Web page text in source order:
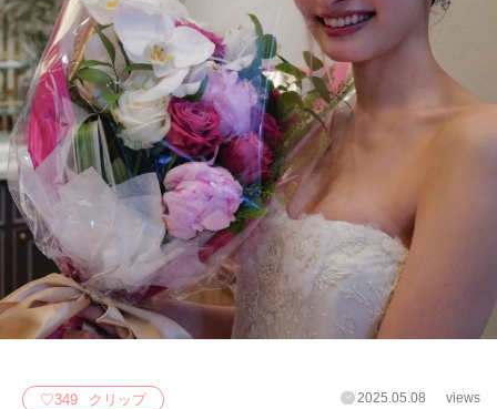
♡349 クリップ 2025.05.08 views